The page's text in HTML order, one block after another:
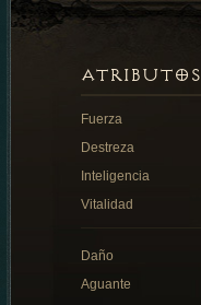
ATRIBUTOS
Fuerza
Destreza
Inteligencia
Vitalidad
Daño
Aguante